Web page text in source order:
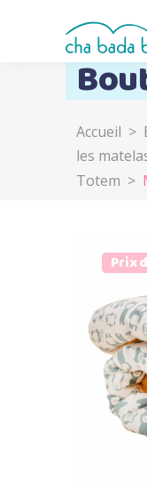
Accueil >
les
Totem >
Prix